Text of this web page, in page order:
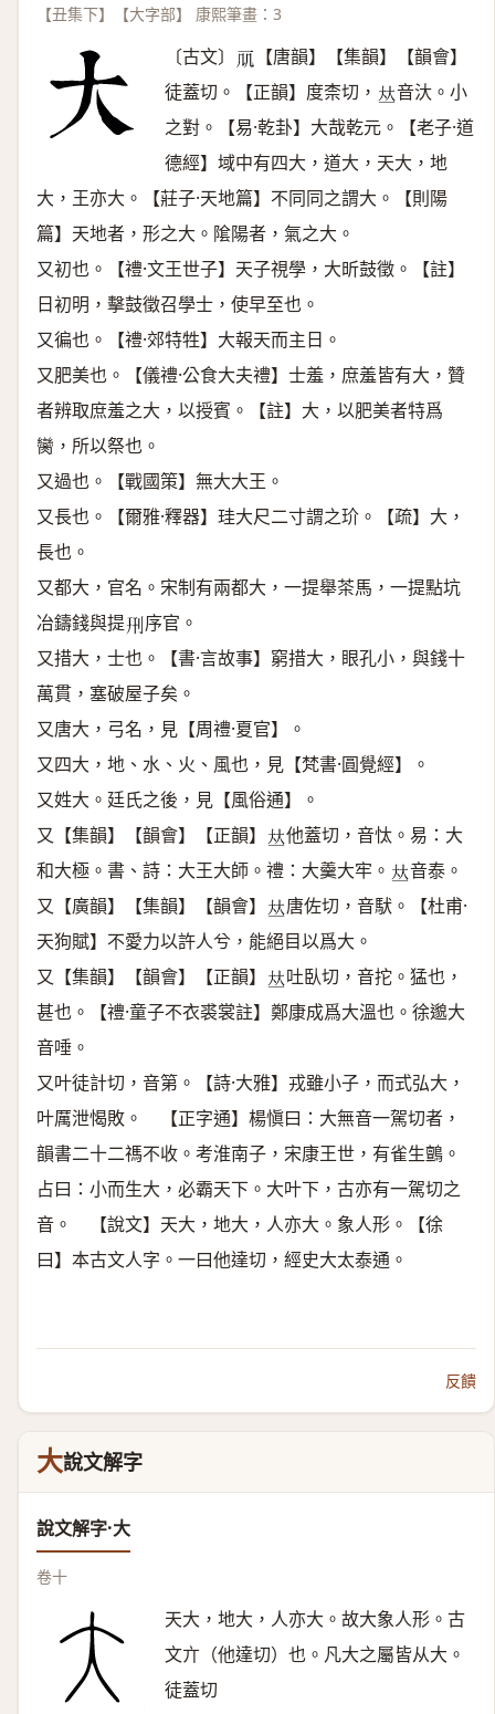
【丑集下】【大字部】 康熙筆畫：3
〔古文〕 𠘲
【唐韻】【集韻】【韻會】
徒蓋切。【正韻】度柰切， 𠀤音汏。小
之對。【易·乾卦】大哉乾元。【老子·道
德經】域中有四大，道大，天大，地
大，王亦大。【莊子·天地篇】不同同之謂大。【則陽
篇】天地者，形之大。隂陽者，氣之大。
又初也。【禮·文王世子】天子視學，大昕鼓徵。【註】
日初明，擊鼓徵召學士，使早至也。
又徧也。【禮·郊特牲】大報天而主日。
又肥美也。【儀禮·公食大夫禮】士羞，庶羞皆有大，贊
者辨取庶羞之大，以授賓。【註】大，以肥美者特爲
臠，所以祭也。
又過也。【戰國策】無大大王。
又長也。【爾雅·釋器】珪大尺二寸謂之玠。【疏】大，
長也。
又都大，官名。宋制有兩都大，一提舉茶馬，一提點坑
冶鑄錢與提𠛬序官。
又措大，士也。【書·言故事】窮措大，眼孔小，與錢十
萬貫，塞破屋子矣。
又唐大，弓名，見【周禮·夏官】。
又四大，地、水、火、風也，見【梵書·圓覺經】。
又姓大。廷氏之後，見【風俗通】。
又【集韻】【韻會】【正韻】 𠀤他蓋切，音忲。易：大
和大極。書、詩：大王大師。禮：大羹大牢。 𠀤音泰。
又【廣韻】【集韻】【韻會】 𠀤唐佐切，音䭾。【杜甫·
天狗賦】不愛力以許人兮，能絕目以爲大。
又【集韻】【韻會】【正韻】 𠀤吐臥切，音拕。猛也，
甚也。【禮·童子不衣裘裳註】鄭康成爲大溫也。徐邈大
音唾。
又叶徒計切，音第。【詩·大雅】戎雖小子，而式弘大，
叶厲泄愒敗。 【正字通】楊愼曰：大無音一駕切者，
韻書二十二禡不收。考淮南子，宋康王世，有雀生鸇。
占曰：小而生大，必霸天下。大叶下，古亦有一駕切之
音。 【說文】天大，地大，人亦大。象人形。【徐
曰】本古文人字。一曰他達切，經史大太泰通。
反饋
大說文解字
說文解字·大
卷十
天大，地大，人亦大。故大象人形。古
文亣（他達切）也。凡大之屬皆从大。
徒蓋切